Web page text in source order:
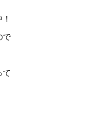
で
て